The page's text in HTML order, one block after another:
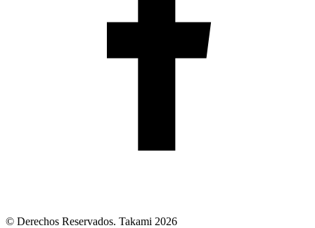
© Derechos Reservados. Takami 2026